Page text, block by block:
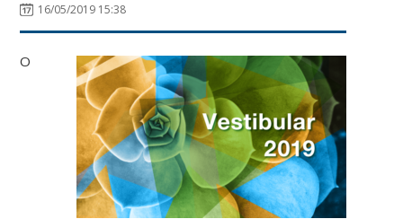
16/05/2019 15:38
O